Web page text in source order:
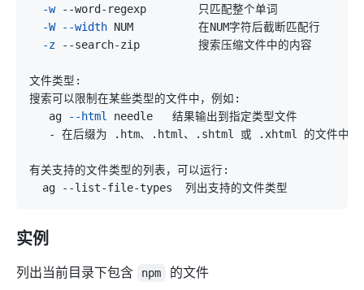
-w
-W
--width
-z
   ag
--html
实例
列出当前目录下包含 npm 的文件